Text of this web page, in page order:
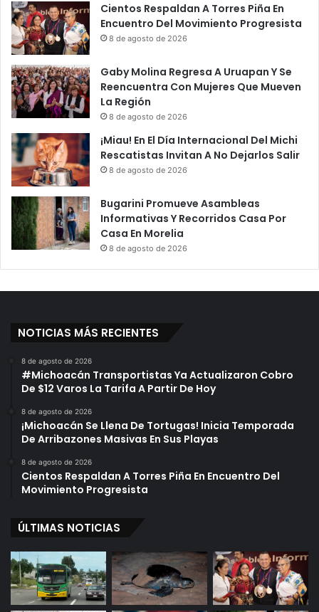
Cientos Respaldan A Torres Piña En
Encuentro Del Movimiento Progresista
8 de agosto de 2026
Gaby Molina Regresa A Uruapan Y Se
Reencuentra Con Mujeres Que Mueven
La Región
8 de agosto de 2026
¡Miau! En El Día Internacional Del Michi
Rescatistas Invitan A No Dejarlos Salir
8 de agosto de 2026
Bugarini Promueve Asambleas
Informativas Y Recorridos Casa Por
Casa En Morelia
8 de agosto de 2026
NOTICIAS MÁS RECIENTES
8 de agosto de 2026
#Michoacán Transportistas Ya Actualizaron Cobro
De $12 Varos La Tarifa A Partir De Hoy
8 de agosto de 2026
¡Michoacán Se Llena De Tortugas! Inicia Temporada
De Arribazones Masivas En Sus Playas
8 de agosto de 2026
Cientos Respaldan A Torres Piña En Encuentro Del
Movimiento Progresista
ÚLTIMAS NOTICIAS